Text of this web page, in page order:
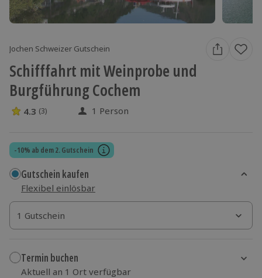
Jochen Schweizer Gutschein
Schifffahrt mit Weinprobe und
Burgführung Cochem
4.3 Sterne von 5 aus 3 Bewertungen
4.3 (3) 1 Person
-10% ab dem 2. Gutschein
Gutschein kaufen
Flexibel einlösbar
1 Gutschein
1 Gutschein
1 Gutschein
Termin buchen
Aktuell an 1 Ort verfügbar